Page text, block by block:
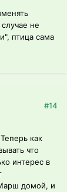
не
птица сама
#14
как
что
интерес в
домой, и